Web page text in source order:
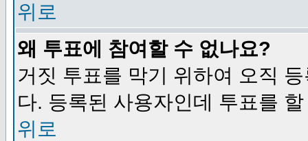
위로
왜 투표에 참여할 수 없나요?
거짓 투표를 막기 위하여 오직
다. 등록된 사용자인데 투표를
위로